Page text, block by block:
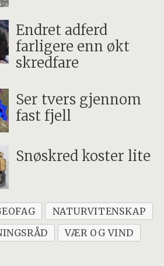
Endret adferd
farligere enn økt
skredfare
Ser tvers gjennom
fast fjell
Snøskred koster lite
NATURVITENSKAP
VÆR OG VIND